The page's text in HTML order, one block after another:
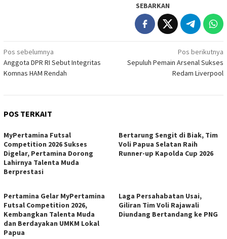
SEBARKAN
Navigasi
pos
Pos sebelumnya
Anggota DPR RI Sebut Integritas
Komnas HAM Rendah
Pos berikutnya
Sepuluh Pemain Arsenal Sukses
Redam Liverpool
POS TERKAIT
MyPertamina Futsal
Competition 2026 Sukses
Digelar, Pertamina Dorong
Lahirnya Talenta Muda
Berprestasi
​Bertarung Sengit di Biak, Tim
Voli Papua Selatan Raih
Runner-up Kapolda Cup 2026
Pertamina Gelar MyPertamina
Futsal Competition 2026,
Kembangkan Talenta Muda
dan Berdayakan UMKM Lokal
Papua
Laga Persahabatan Usai,
Giliran Tim Voli Rajawali
Diundang Bertandang ke PNG